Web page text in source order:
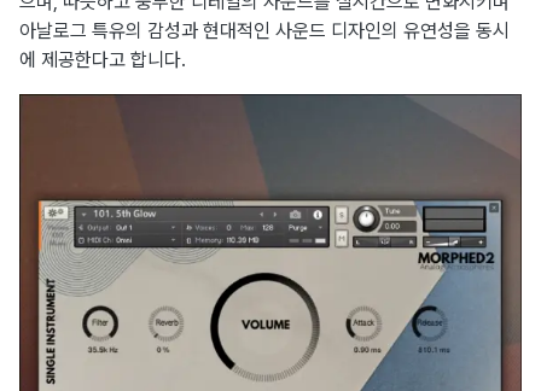
아날로그 특유의 감성과 현대적인 사운드 디자인의 유연성을 동시
에 제공한다고 합니다.